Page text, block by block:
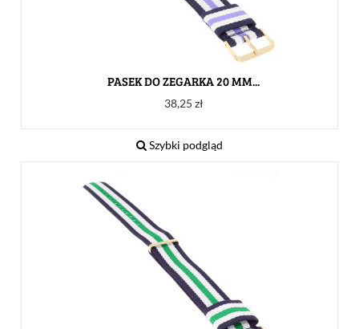
PASEK DO ZEGARKA 20 MM...
Cena
38,25 zł
Szybki podgląd